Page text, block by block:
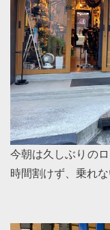
今朝は久しぶりの
時間割けず、乗れ